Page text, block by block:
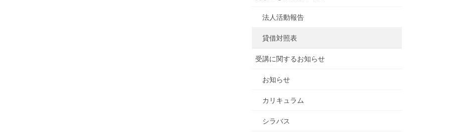
法人活動報告
貸借対照表
受講に関するお知らせ
お知らせ
カリキュラム
シラバス